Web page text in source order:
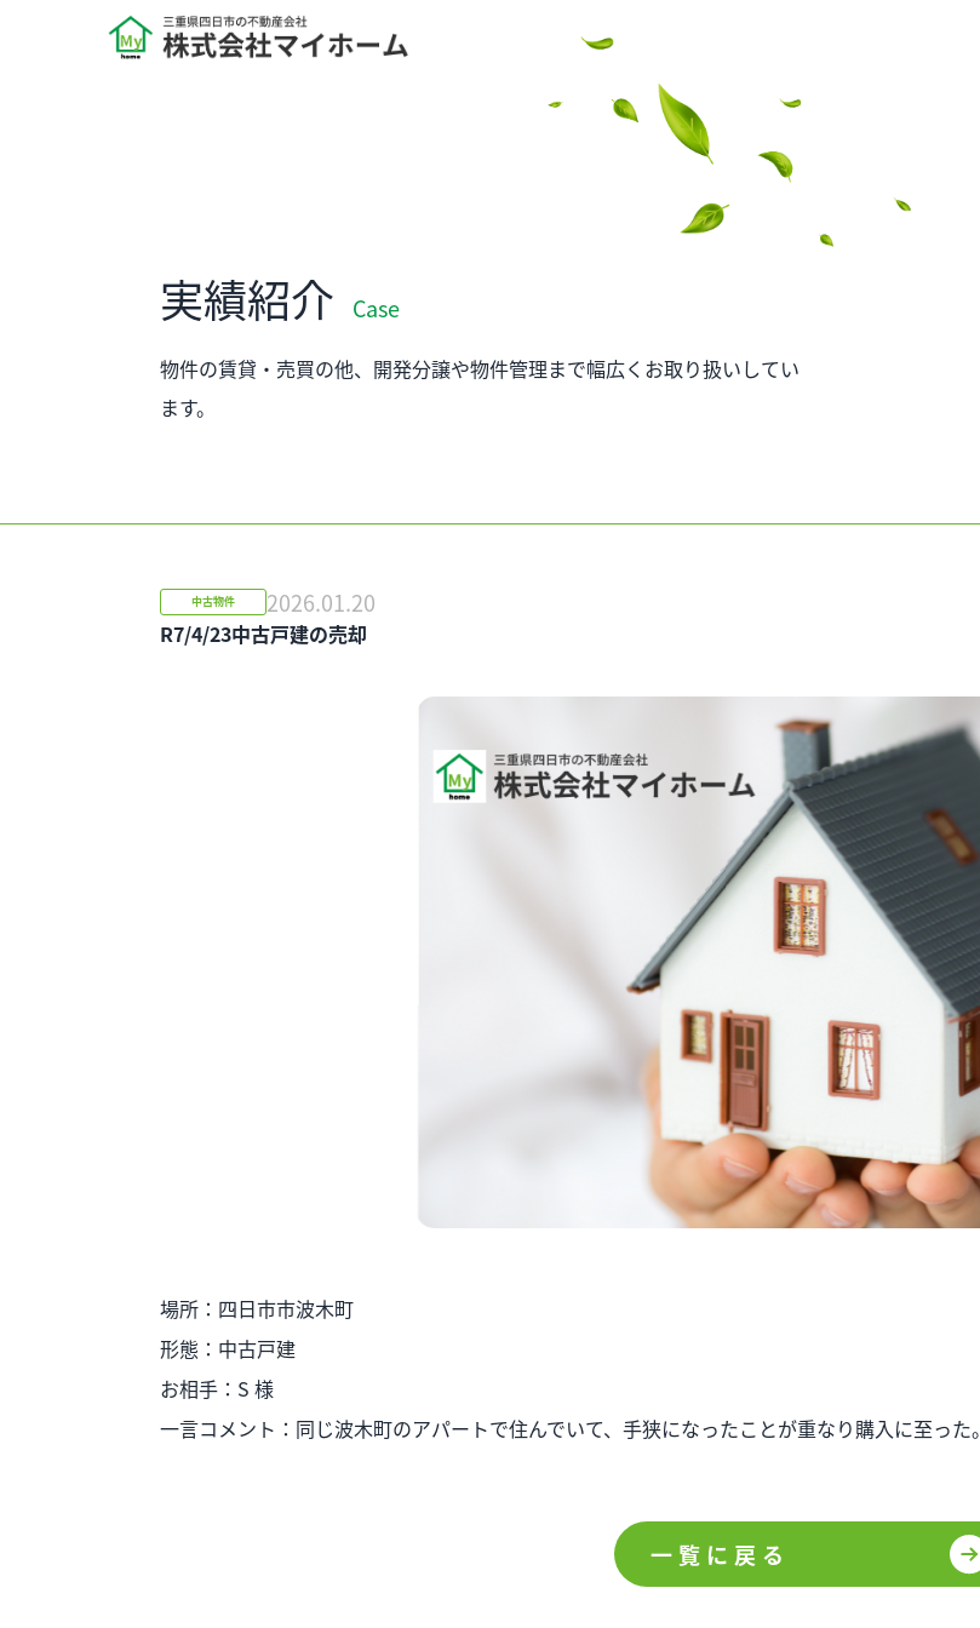
実績紹介 Case
物件の賃貸・売買の他、開発分譲や物件管理まで幅広くお取り扱いしてい
ます。
中古物件 2026.01.20
R7/4/23中古戸建の売却
場所：四日市市波木町
形態：中古戸建
お相手：S 様
一言コメント：同じ波木町のアパートで住んでいて、手狭になったことが重なり購入に至った。
一覧に戻る